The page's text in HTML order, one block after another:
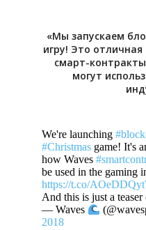
«Мы запускаем
игру! Это
смарт-контракты
могут
We're launching
#Christmas game! It's
how Waves
be used in the gaming
https://t.co/
And this is just a
— Waves
2018